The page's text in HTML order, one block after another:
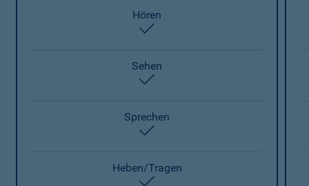
Hören
Sehen
Sprechen
Heben/Tragen